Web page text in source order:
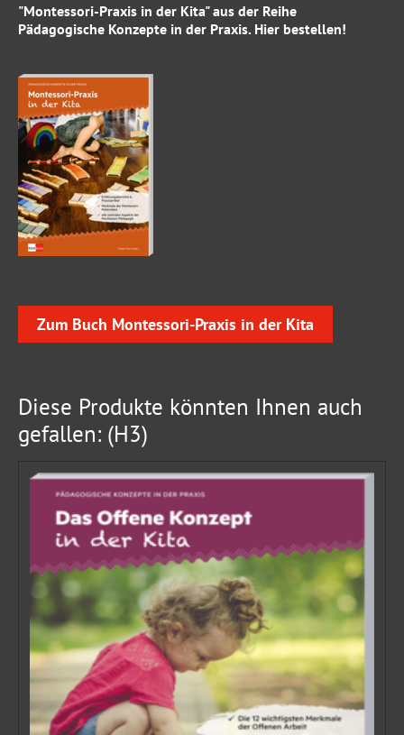
"Montessori-Praxis in der Kita"aus der Reihe
Pädagogische Konzepte in der Praxis. Hier bestellen!
Zum Buch Montessori-Praxis in der Kita
Diese Produkte könnten Ihnen auch
gefallen: (H3)